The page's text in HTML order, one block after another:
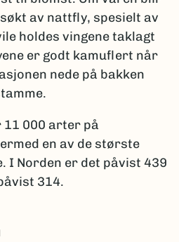
av nattfly, spesielt av
holdes vingene taklagt
er godt kamuflert når
nede på bakken
000 arter på
en av de største
I Norden er det påvist 439
314.